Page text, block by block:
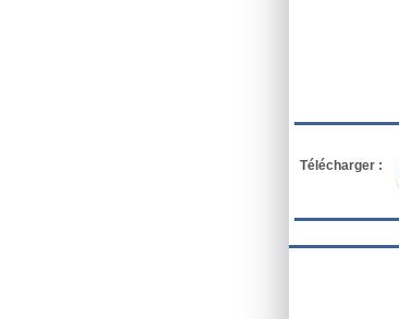
Télécharger :